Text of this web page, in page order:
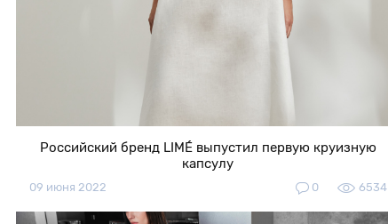
Российский бренд LIMÉ выпустил первую круизную
капсулу
09 июня 2022 0 6534